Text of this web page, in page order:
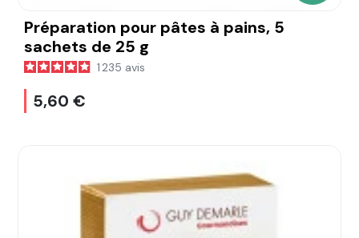
Préparation pour pâtes à pains, 5
sachets de 25 g
1 235 avis
5,60 €